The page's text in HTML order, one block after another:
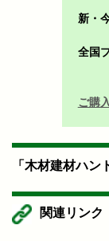
新・
全国
ご購
「木材建材ハ
関連リンク